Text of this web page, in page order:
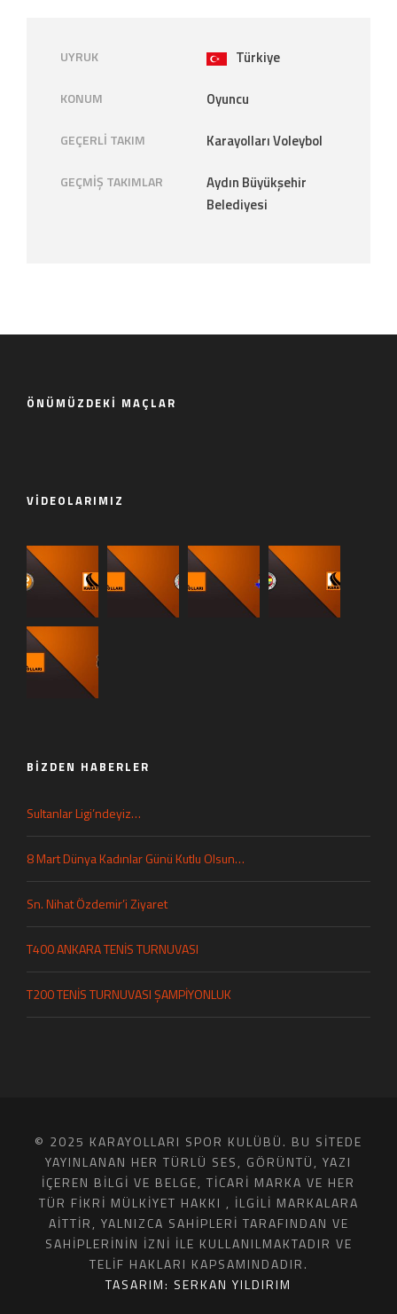
UYRUK Türkiye
KONUM Oyuncu
GEÇERLI TAKIM Karayolları Voleybol
GEÇMIŞ TAKIMLAR
Aydın Büyükşehir
Belediyesi
ÖNÜMÜZDEKI MAÇLAR
VIDEOLARIMIZ
BIZDEN HABERLER
Sultanlar Ligi’ndeyiz…
8 Mart Dünya Kadınlar Günü Kutlu Olsun…
Sn. Nihat Özdemir’i Ziyaret
T400 ANKARA TENİS TURNUVASI
T200 TENİS TURNUVASI ŞAMPİYONLUK
© 2025 KARAYOLLARI SPOR KULÜBÜ. BU SITEDE
YAYINLANAN HER TÜRLÜ SES, GÖRÜNTÜ, YAZI
IÇEREN BILGI VE BELGE, TICARI MARKA VE HER
TÜR FIKRI MÜLKIYET HAKKI , ILGILI MARKALARA
AITTIR, YALNIZCA SAHIPLERI TARAFINDAN VE
SAHIPLERININ IZNI ILE KULLANILMAKTADIR VE
TELIF HAKLARI KAPSAMINDADIR.
TASARIM: SERKAN YILDIRIM